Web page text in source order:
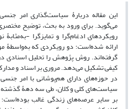
این مقاله دربارۀ سیاست‌گذاری امر
می‌گوید. برای ورود به بحث، توضیح
رویکردهای ادغام‌گرا و تمایز‌گرا -
ارائه شده‌است؛ دو‌ رویکردی که
گرفته‌اند. روش پژوهش را تحلیل
کیفی تشکیل می‌دهد. مروری بر اسناد و
در حوزه‌های دارای هم‌پوشانی با امر
سیاست‌های کلی و کلان، طی سه دهۀ
بر سایر عرصه‌های زندگی غالب